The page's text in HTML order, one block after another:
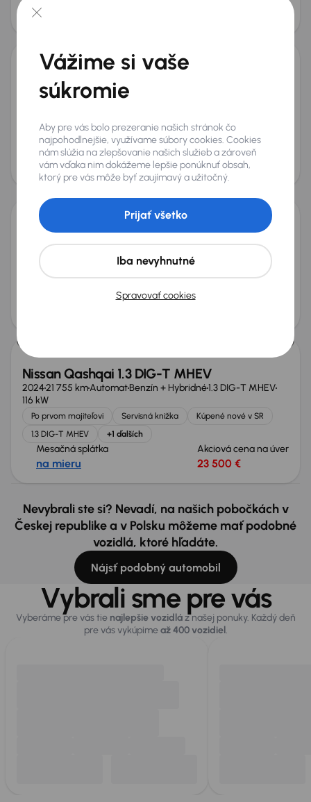
na mieru
Nissan Qashqai 1.3 DIG-T MHEV
2026618 km Automat Benzín + Hybridné
Továrenská záruka
Mesačná splátka
na mieru
Cena
27 500 €
Nissan Qashqai 1.3 DIG-T MHEV
202353 977 kmBenzín + Hybridné1.3 DIG-T MHEV103 kW
Servisná knižka Kúpené nové v SR
1.3 DIG-T MHEV
Nissan Qashqai 1.3 DIG-T MHEV
202421 755 kmAutomatBenzín + Hybridné1.3 DIG-T MHEV
116 kW
Po prvom majiteľovi Servisná knižka
Kúpené nové v SR
1.3 DIG-T MHEV
+1 ďalších
Mesačná splátka
na mieru
Akciová cena na úver
23 500 €
Nevybrali ste si? Nevadí, na našich pobočkách v
Českej republike a v Polsku môžeme mať podobné
vozidlá, ktoré hľadáte.
Nájsť podobný automobil
Vybrali sme pre vás
Vyberáme pre vás tie najlepšie vozidláz našej ponuky. Každý deň
pre vás vykúpimeaž 400 vozidiel.
Vážime si vaše
súkromie
Aby pre vás bolo prezeranie našich stránok čo
najpohodlnejšie, využívame súbory cookies. Cookies
nám slúžia na zlepšovanie našich služieb a zároveň
vám vďaka nim dokážeme lepšie ponúknuť obsah,
ktorý pre vás môže byť zaujímavý a užitočný.
Spravovať cookies
Iba nevyhnutné
Prijať všetko